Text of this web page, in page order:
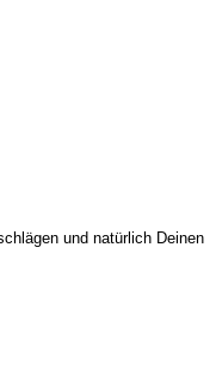
und natürlich Deinen